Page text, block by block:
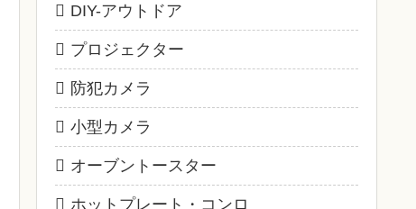
DIY-アウトドア
プロジェクター
防犯カメラ
小型カメラ
オーブントースター
ホットプレート・コンロ